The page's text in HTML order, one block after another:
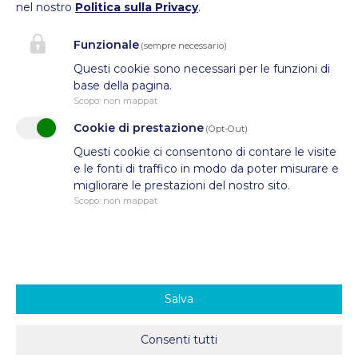
Privacy & Cookies
nel nostro Politica sulla Privacy.
Funzionale (sempre necessario)
Questi cookie sono necessari per le funzioni di
base della pagina.
Scopo: non mappat
Cookie di prestazione (Opt-Out)
Questi cookie ci consentono di contare le visite
e le fonti di traffico in modo da poter misurare e
migliorare le prestazioni del nostro sito.
Scopo: non mappat
Salva
Consenti tutti